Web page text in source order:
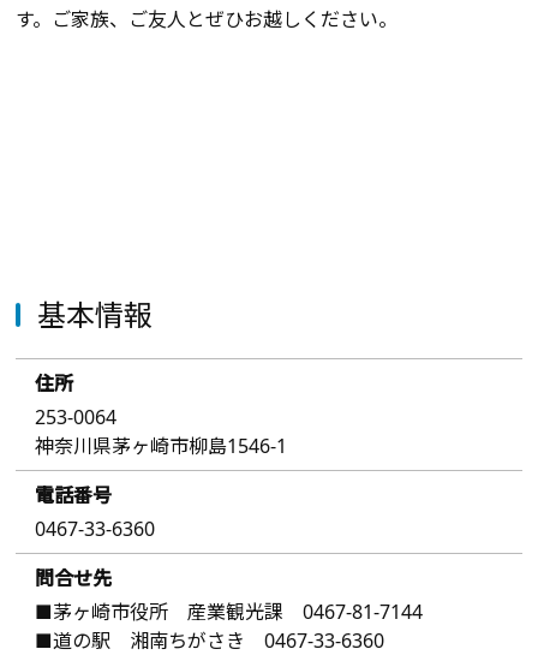
す。ご家族、ご友人とぜひお越しください。
基本情報
住所
253-0064
神奈川県茅ヶ崎市柳島1546-1
電話番号
0467-33-6360
問合せ先
■茅ヶ崎市役所 産業観光課 0467-81-7144
■道の駅 湘南ちがさき 0467-33-6360